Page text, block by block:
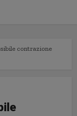
contrazione